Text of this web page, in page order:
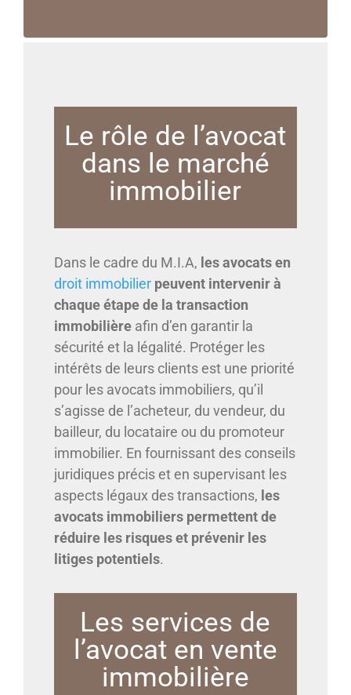
Le rôle de l’avocat
dans le marché
immobilier
Dans le cadre du M.I.A, les avocats en
droit immobilierpeuvent intervenir à
chaque étape de la transaction
immobilièreafin d’en garantir la
sécurité et la légalité. Protéger les
intérêts de leurs clients est une priorité
pour les avocats immobiliers, qu’il
s’agisse de l’acheteur, du vendeur, du
bailleur, du locataire ou du promoteur
immobilier. En fournissant des conseils
juridiques précis et en supervisant les
aspects légaux des transactions, les
avocats immobiliers permettent de
réduire les risques et prévenir les
litiges potentiels.
Les services de
l’avocat en vente
immobilière